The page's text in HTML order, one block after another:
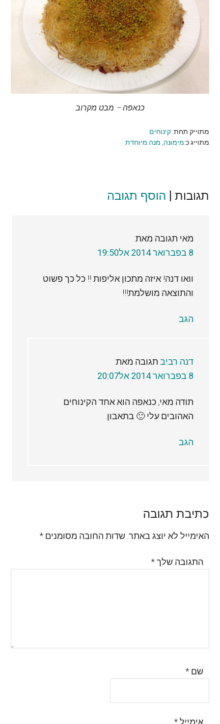
כנאפה – מבט מקרוב
מתוייק תחת:קינוחים
מתוייג כ:מימונה, מנה מיוחדת
Reader
תגובות | הוסף תגובה
מאי תגובה מאת:
8 בפברואר 2014 אל19:50
וואו דנה! איזה מתכון אליפות !! כל כך פשוט
והתוצאה מושלמת!!!
הגב
דנה רביב תגובה מאת:
8 בפברואר 2014 אל20:07
תודה מאי, כנאפה הוא אחד הקינוחים
האהובים עלי 🙂 בתאבון.
הגב
כתיבת תגובה
האימייל לא יוצג באתר. שדות החובה מסומנים*
התגובה שלך*
שם*